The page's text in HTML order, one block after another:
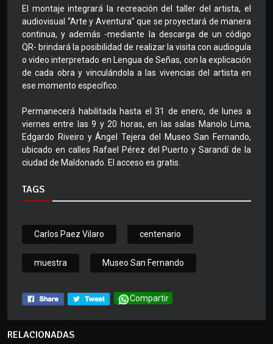
El montaje integrará la recreación del taller del artista, el
audiovisual “Arte y Aventura” que se proyectará de manera
continua, y además -mediante la descarga de un código
QR- brindará la posibilidad de realizar la visita con audioguía
o video interpretado en Lengua de Señas, con la explicación
de cada obra y vinculándola a las vivencias del artista en
ese momento específico.
Permanecerá habilitada hasta el 31 de enero, de lunes a
viernes entre las 9 y 20 horas, en las salas Manolo Lima,
Edgardo Riveiro y Ángel Tejera del Museo San Fernando,
ubicado en calles Rafael Pérez del Puerto y Sarandí de la
ciudad de Maldonado. El acceso es gratis.
TAGS
Carlos Paez Vilaro centenario
muestra Museo San Fernando
Compartir
RELACIONADAS